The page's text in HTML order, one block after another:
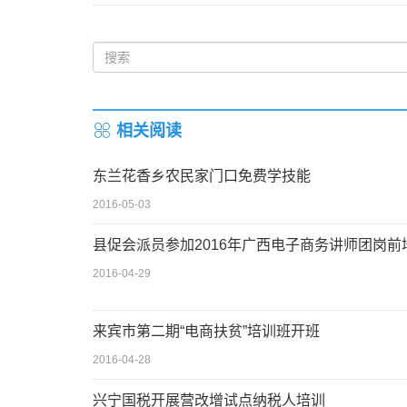
相关阅读
东兰花香乡农民家门口免费学技能
2016-05-03
县促会派员参加2016年广西电子商务讲师团岗前
2016-04-29
来宾市第二期“电商扶贫”培训班开班
2016-04-28
兴宁国税开展营改增试点纳税人培训